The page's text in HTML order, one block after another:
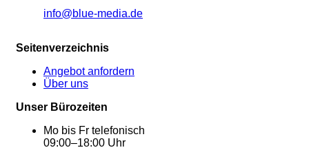
info@blue-media.de
Seitenverzeichnis
Angebot anfordern
Über uns
Unser Bürozeiten
Mo bis Fr telefonisch
09:00–18:00 Uhr